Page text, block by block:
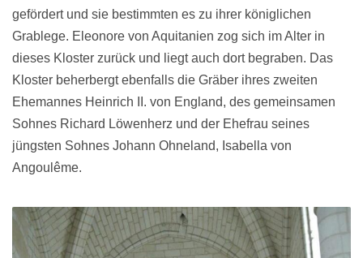
gefördert und sie bestimmten es zu ihrer königlichen
Grablege. Eleonore von Aquitanien zog sich im Alter in
dieses Kloster zurück und liegt auch dort begraben. Das
Kloster beherbergt ebenfalls die Gräber ihres zweiten
Ehemannes Heinrich II. von England, des gemeinsamen
Sohnes Richard Löwenherz und der Ehefrau seines
jüngsten Sohnes Johann Ohneland, Isabella von
Angoulême.